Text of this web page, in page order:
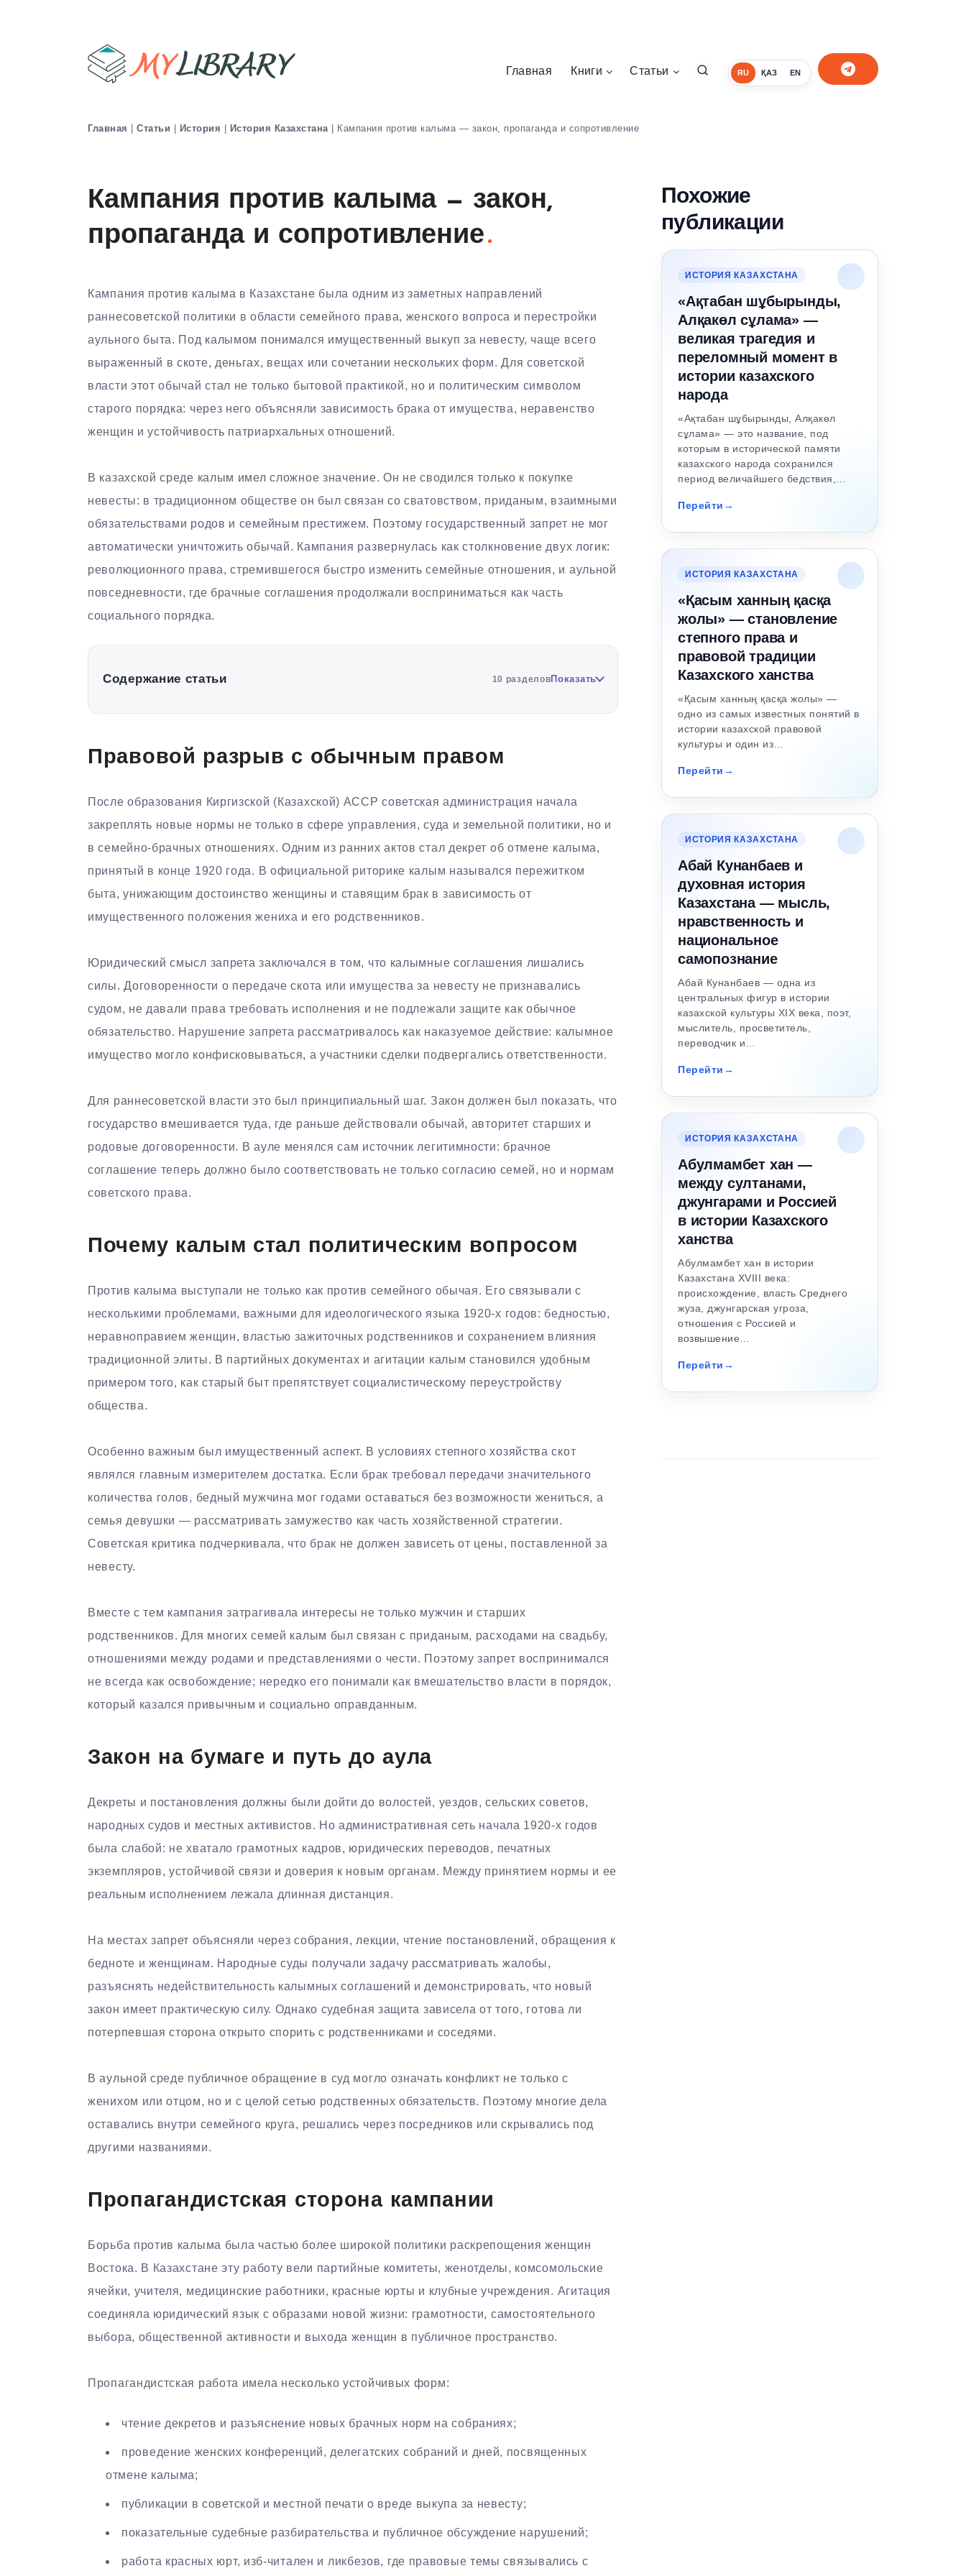
RU ҚАЗ EN
Главная Книги Статьи
Главная | Статьи | История | История Казахстана | Кампания против калыма — закон, пропаганда и сопротивление
Кампания против калыма — закон,
пропаганда и сопротивление
Кампания против калыма в Казахстане была одним из заметных направлений
раннесоветской политики в области семейного права, женского вопроса и перестройки
аульного быта. Под калымом понимался имущественный выкуп за невесту, чаще всего
выраженный в скоте, деньгах, вещах или сочетании нескольких форм. Для советской
власти этот обычай стал не только бытовой практикой, но и политическим символом
старого порядка: через него объясняли зависимость брака от имущества, неравенство
женщин и устойчивость патриархальных отношений.
В казахской среде калым имел сложное значение. Он не сводился только к покупке
невесты: в традиционном обществе он был связан со сватовством, приданым, взаимными
обязательствами родов и семейным престижем. Поэтому государственный запрет не мог
автоматически уничтожить обычай. Кампания развернулась как столкновение двух логик:
революционного права, стремившегося быстро изменить семейные отношения, и аульной
повседневности, где брачные соглашения продолжали восприниматься как часть
социального порядка.
Содержание статьи 10 разделовПоказать
Правовой разрыв с обычным правом
После образования Киргизской (Казахской) АССР советская администрация начала
закреплять новые нормы не только в сфере управления, суда и земельной политики, но и
в семейно-брачных отношениях. Одним из ранних актов стал декрет об отмене калыма,
принятый в конце 1920 года. В официальной риторике калым назывался пережитком
быта, унижающим достоинство женщины и ставящим брак в зависимость от
имущественного положения жениха и его родственников.
Юридический смысл запрета заключался в том, что калымные соглашения лишались
силы. Договоренности о передаче скота или имущества за невесту не признавались
судом, не давали права требовать исполнения и не подлежали защите как обычное
обязательство. Нарушение запрета рассматривалось как наказуемое действие: калымное
имущество могло конфисковываться, а участники сделки подвергались ответственности.
Для раннесоветской власти это был принципиальный шаг. Закон должен был показать, что
государство вмешивается туда, где раньше действовали обычай, авторитет старших и
родовые договоренности. В ауле менялся сам источник легитимности: брачное
соглашение теперь должно было соответствовать не только согласию семей, но и нормам
советского права.
Почему калым стал политическим вопросом
Против калыма выступали не только как против семейного обычая. Его связывали с
несколькими проблемами, важными для идеологического языка 1920-х годов: бедностью,
неравноправием женщин, властью зажиточных родственников и сохранением влияния
традиционной элиты. В партийных документах и агитации калым становился удобным
примером того, как старый быт препятствует социалистическому переустройству
общества.
Особенно важным был имущественный аспект. В условиях степного хозяйства скот
являлся главным измерителем достатка. Если брак требовал передачи значительного
количества голов, бедный мужчина мог годами оставаться без возможности жениться, а
семья девушки — рассматривать замужество как часть хозяйственной стратегии.
Советская критика подчеркивала, что брак не должен зависеть от цены, поставленной за
невесту.
Вместе с тем кампания затрагивала интересы не только мужчин и старших
родственников. Для многих семей калым был связан с приданым, расходами на свадьбу,
отношениями между родами и представлениями о чести. Поэтому запрет воспринимался
не всегда как освобождение; нередко его понимали как вмешательство власти в порядок,
который казался привычным и социально оправданным.
Закон на бумаге и путь до аула
Декреты и постановления должны были дойти до волостей, уездов, сельских советов,
народных судов и местных активистов. Но административная сеть начала 1920-х годов
была слабой: не хватало грамотных кадров, юридических переводов, печатных
экземпляров, устойчивой связи и доверия к новым органам. Между принятием нормы и ее
реальным исполнением лежала длинная дистанция.
На местах запрет объясняли через собрания, лекции, чтение постановлений, обращения к
бедноте и женщинам. Народные суды получали задачу рассматривать жалобы,
разъяснять недействительность калымных соглашений и демонстрировать, что новый
закон имеет практическую силу. Однако судебная защита зависела от того, готова ли
потерпевшая сторона открыто спорить с родственниками и соседями.
В аульной среде публичное обращение в суд могло означать конфликт не только с
женихом или отцом, но и с целой сетью родственных обязательств. Поэтому многие дела
оставались внутри семейного круга, решались через посредников или скрывались под
другими названиями.
Пропагандистская сторона кампании
Борьба против калыма была частью более широкой политики раскрепощения женщин
Востока. В Казахстане эту работу вели партийные комитеты, женотделы, комсомольские
ячейки, учителя, медицинские работники, красные юрты и клубные учреждения. Агитация
соединяла юридический язык с образами новой жизни: грамотности, самостоятельного
выбора, общественной активности и выхода женщин в публичное пространство.
Пропагандистская работа имела несколько устойчивых форм:
чтение декретов и разъяснение новых брачных норм на собраниях;
проведение женских конференций, делегатских собраний и дней, посвященных
отмене калыма;
публикации в советской и местной печати о вреде выкупа за невесту;
показательные судебные разбирательства и публичное обсуждение нарушений;
работа красных юрт, изб-читален и ликбезов, где правовые темы связывались с
Похожие
публикации
ИСТОРИЯ КАЗАХСТАНА
«Ақтабан шұбырынды,
Алқакөл сұлама» —
великая трагедия и
переломный момент в
истории казахского
народа
«Ақтабан шұбырынды, Алқакөл
сұлама» — это название, под
которым в исторической памяти
казахского народа сохранился
период величайшего бедствия,…
Перейти
ИСТОРИЯ КАЗАХСТАНА
«Қасым ханның қасқа
жолы» — становление
степного права и
правовой традиции
Казахского ханства
«Қасым ханның қасқа жолы» —
одно из самых известных понятий в
истории казахской правовой
культуры и один из…
Перейти
ИСТОРИЯ КАЗАХСТАНА
Абай Кунанбаев и
духовная история
Казахстана — мысль,
нравственность и
национальное
самопознание
Абай Кунанбаев — одна из
центральных фигур в истории
казахской культуры XIX века, поэт,
мыслитель, просветитель,
переводчик и…
Перейти
ИСТОРИЯ КАЗАХСТАНА
Абулмамбет хан —
между султанами,
джунгарами и Россией
в истории Казахского
ханства
Абулмамбет хан в истории
Казахстана XVIII века:
происхождение, власть Среднего
жуза, джунгарская угроза,
отношения с Россией и
возвышение…
Перейти